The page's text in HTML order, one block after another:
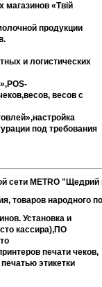
«Твій
продукции
и логистических
POS-
весов с
под требования
сети METRO
товаров народного
Установка и
кассира),ПО
печати чеков,
этикетки